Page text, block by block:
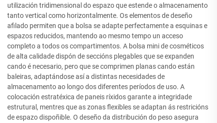
utilización tridimensional do espazo que estende o almacenamento
tanto vertical como horizontalmente. Os elementos de deseño
afilado permiten que a bolsa se adapte perfectamente a esquinas e
espazos reducidos, mantendo ao mesmo tempo un acceso
completo a todos os compartimentos. A bolsa mini de cosméticos
de alta calidade dispón de seccións plegables que se expanden
cando é necesario, pero que se comprimen planas cando están
baleiras, adaptándose así a distintas necesidades de
almacenamento ao longo dos diferentes períodos de uso. A
colocación estratéxica de paneis ríxidos garante a integridade
estrutural, mentres que as zonas flexibles se adaptan ás restricións
de espazo dispoñible. O deseño da distribución do peso asegura